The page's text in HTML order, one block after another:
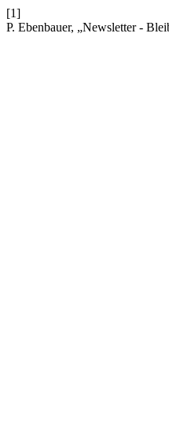
[1]
P. Ebenbauer, „Newsletter -